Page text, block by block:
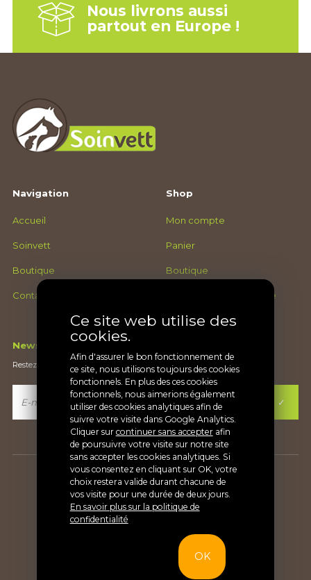
Nous livrons aussi
partout en Europe !
Navigation
Accueil
Soinvett
Boutique
Contact
Shop
Mon compte
Panier
Boutique
Conditions générales de
Newsletter
Restez au courant de nos nouveautés
Copyright Soinvett® | Vie privée
Ce site web utilise des
cookies.
Afin d'assurer le bon fonctionnement de
ce site, nous utilisons toujours des cookies
fonctionnels. En plus des ces cookies
fonctionnels, nous aimerions également
utiliser des cookies analytiques afin de
suivre votre visite dans Google Analytics.
Cliquer sur continuer sans accepterafin
de poursuivre votre visite sur notre site
sans accepter les cookies analytiques. Si
vous consentez en cliquant sur OK, votre
choix restera valide durant chacune de
vos visite pour une durée de deux jours.
En savoir plus sur la politique de
confidentialité
OK